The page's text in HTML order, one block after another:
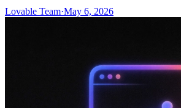
Lovable Team·May 6, 2026